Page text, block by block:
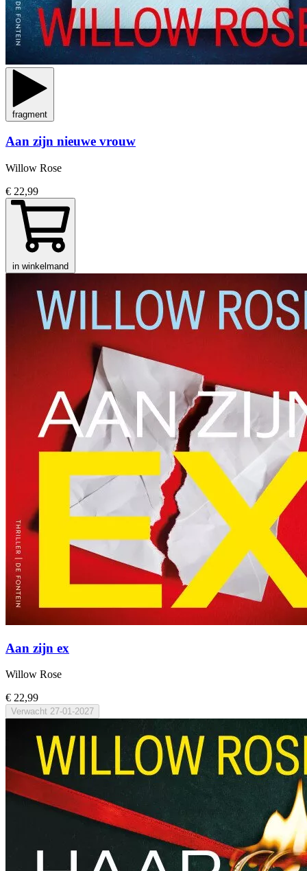
fragment
Aan zijn nieuwe vrouw
Willow Rose
€ 22,99
in winkelmand
Aan zijn ex
Willow Rose
€ 22,99
Verwacht 27-01-2027